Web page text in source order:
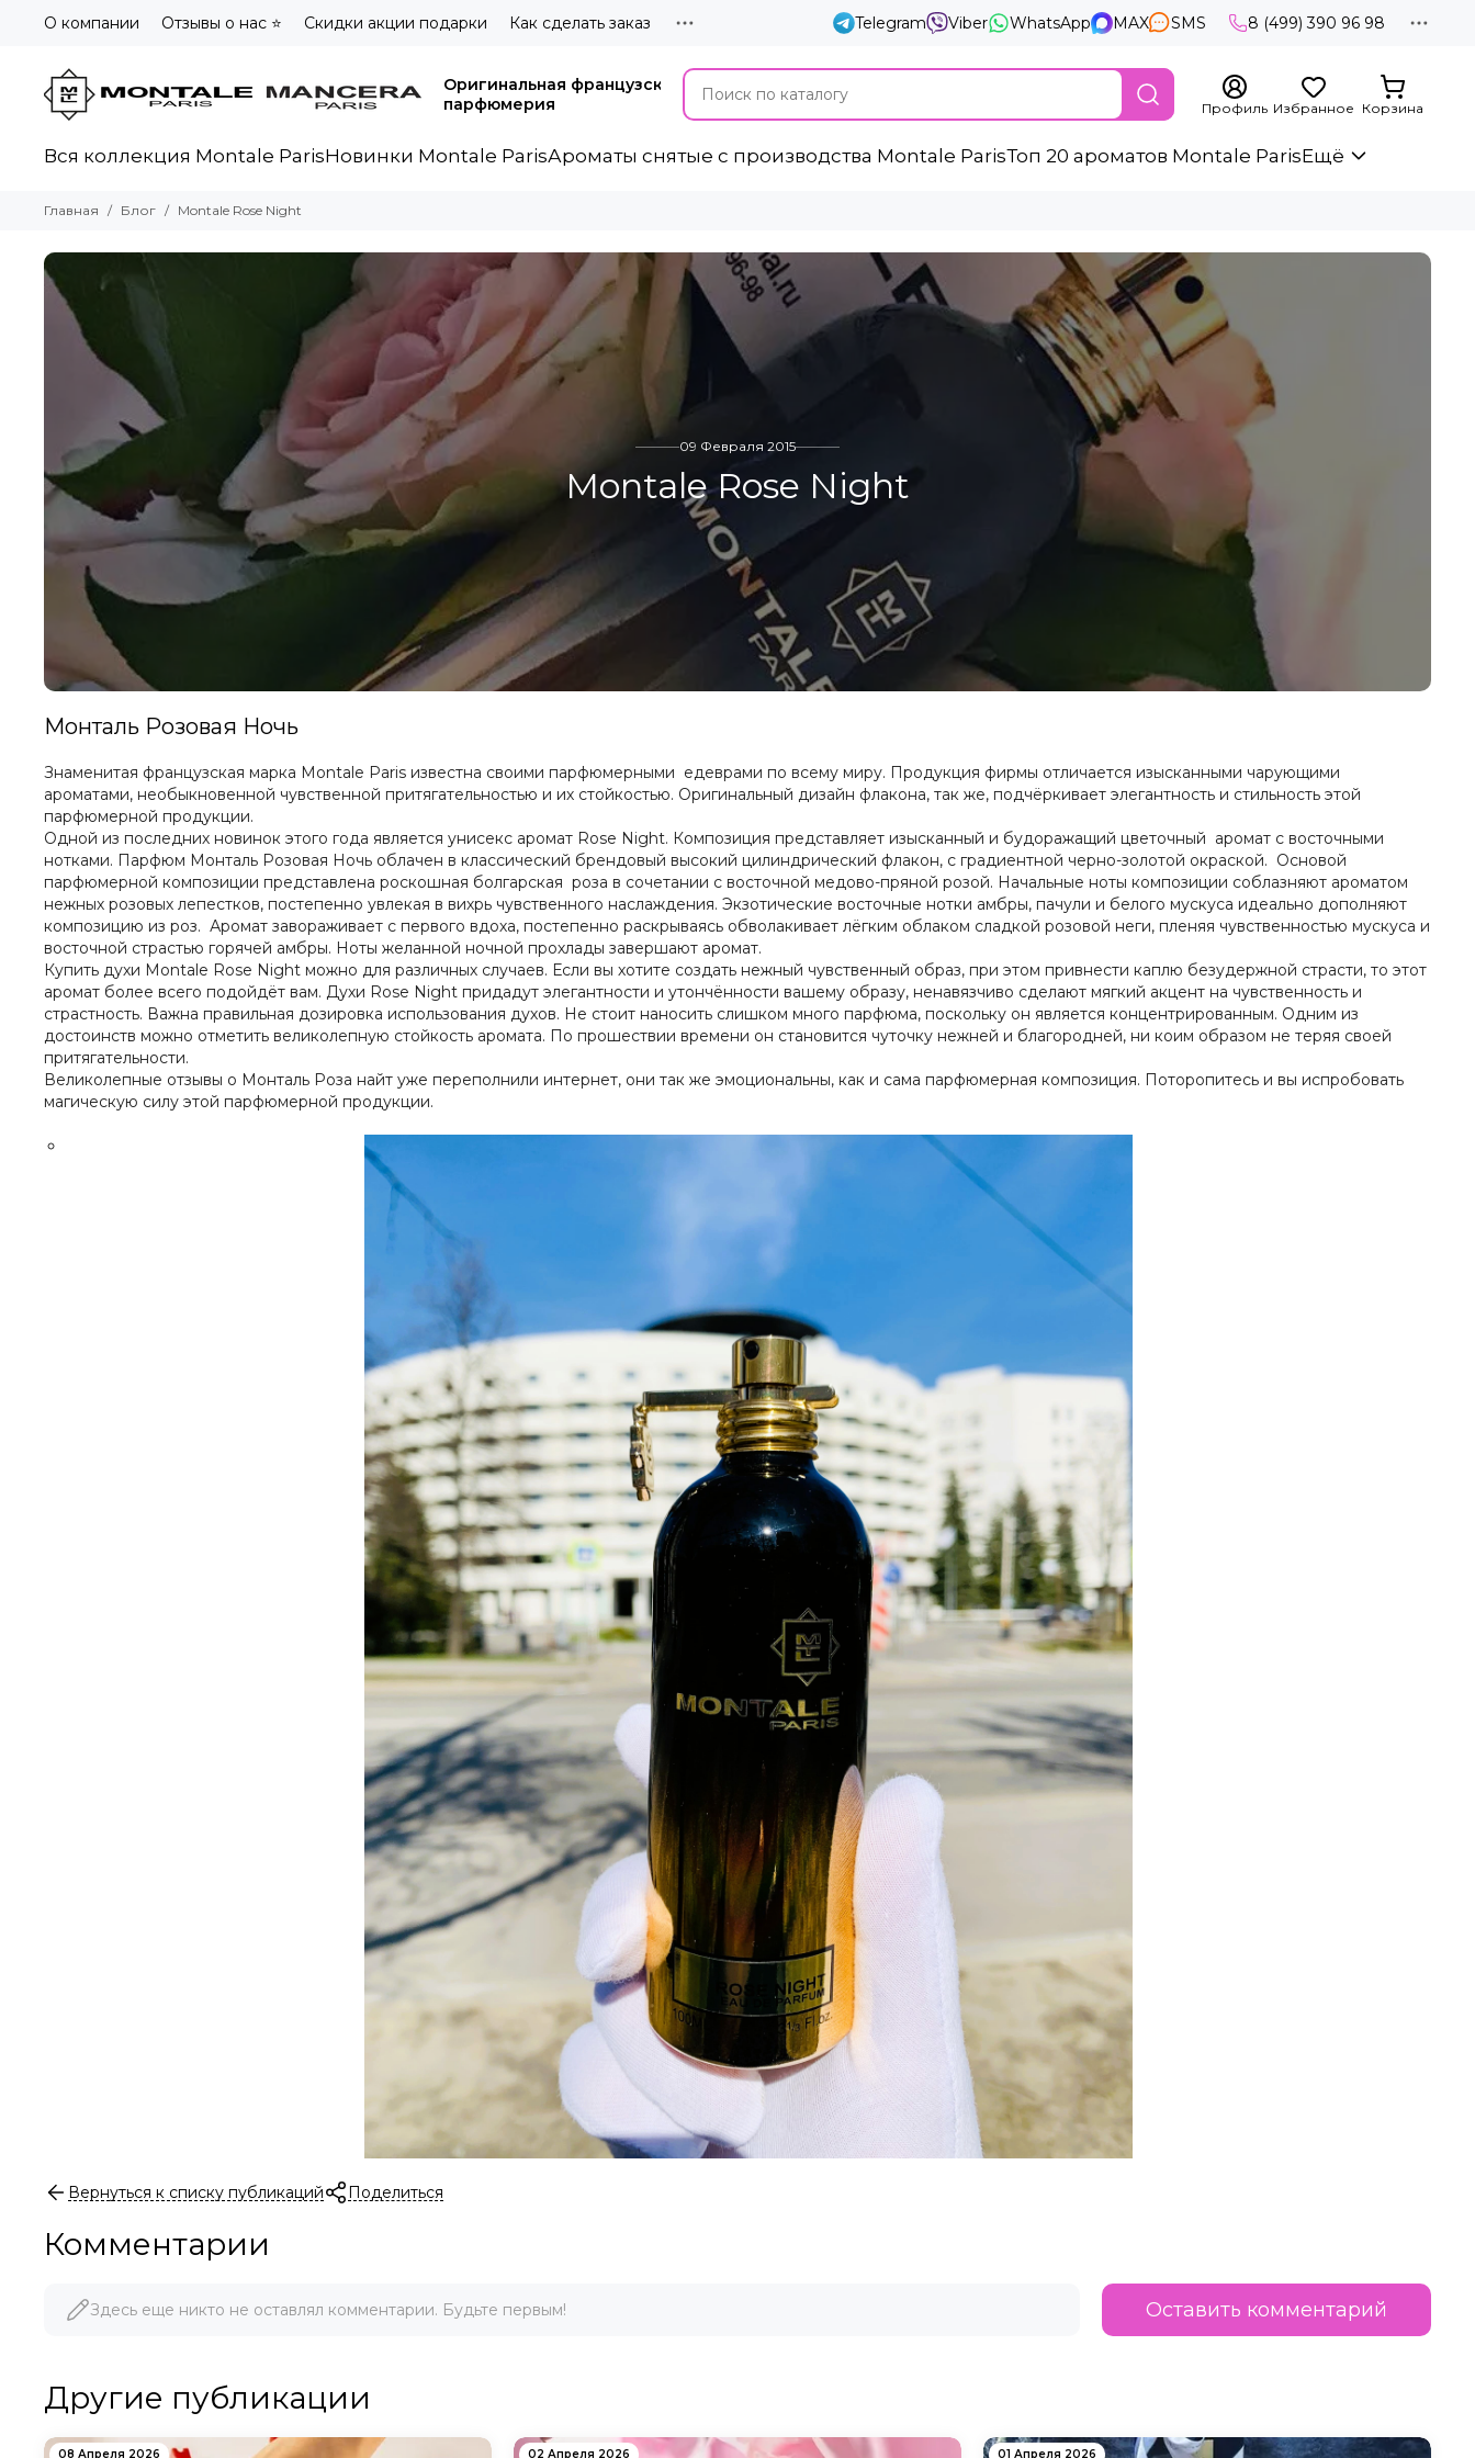
О компании Отзывы о нас ⭐ Скидки акции подарки Как сделать заказ Telegram Viber WhatsApp MAX SMS 8 (499) 390 96 98
Оригинальная французская
парфюмерия
Профиль Избранное Корзина
Вся коллекция Montale ParisНовинки Montale ParisАроматы cнятые с производства Montale ParisТоп 20 ароматов Montale ParisЕщё
Главная Блог Montale Rose Night
09 Февраля 2015
Montale Rose Night
Монталь Розовая Ночь
Знаменитая французская марка Montale Paris известна своими парфюмерными едеврами по всему миру. Продукция фирмы отличается изысканными чарующими
ароматами, необыкновенной чувственной притягательностью и их стойкостью. Оригинальный дизайн флакона, так же, подчёркивает элегантность и стильность этой
парфюмерной продукции.
Одной из последних новинок этого года является унисекс аромат Rose Night. Композиция представляет изысканный и будоражащий цветочный аромат с восточными
нотками. Парфюм Монталь Розовая Ночь облачен в классический брендовый высокий цилиндрический флакон, с градиентной черно-золотой окраской. Основой
парфюмерной композиции представлена роскошная болгарская роза в сочетании с восточной медово-пряной розой. Начальные ноты композиции соблазняют ароматом
нежных розовых лепестков, постепенно увлекая в вихрь чувственного наслаждения. Экзотические восточные нотки амбры, пачули и белого мускуса идеально дополняют
композицию из роз. Аромат завораживает с первого вдоха, постепенно раскрываясь обволакивает лёгким облаком сладкой розовой неги, пленяя чувственностью мускуса и
восточной страстью горячей амбры. Ноты желанной ночной прохлады завершают аромат.
Купить духи Montale Rose Night можно для различных случаев. Если вы хотите создать нежный чувственный образ, при этом привнести каплю безудержной страсти, то этот
аромат более всего подойдёт вам. Духи Rose Night придадут элегантности и утончённости вашему образу, ненавязчиво сделают мягкий акцент на чувственность и
страстность. Важна правильная дозировка использования духов. Не стоит наносить слишком много парфюма, поскольку он является концентрированным. Одним из
достоинств можно отметить великолепную стойкость аромата. По прошествии времени он становится чуточку нежней и благородней, ни коим образом не теряя своей
притягательности.
Великолепные отзывы о Монталь Роза найт уже переполнили интернет, они так же эмоциональны, как и сама парфюмерная композиция. Поторопитесь и вы испробовать
магическую силу этой парфюмерной продукции.
Вернуться к списку публикаций Поделиться
Комментарии
Здесь еще никто не оставлял комментарии. Будьте первым! Оставить комментарий
Другие публикации
08 Апреля 2026 02 Апреля 2026 01 Апреля 2026